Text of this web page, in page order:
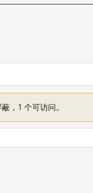
，1 个可访问。